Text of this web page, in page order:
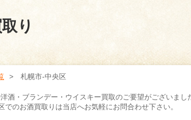
り
札幌市-中央区
酒・ブランデー・ウイスキー買取のご要望がございまし
でのお酒買取りは当店へお気軽にお問合わせ下さい。